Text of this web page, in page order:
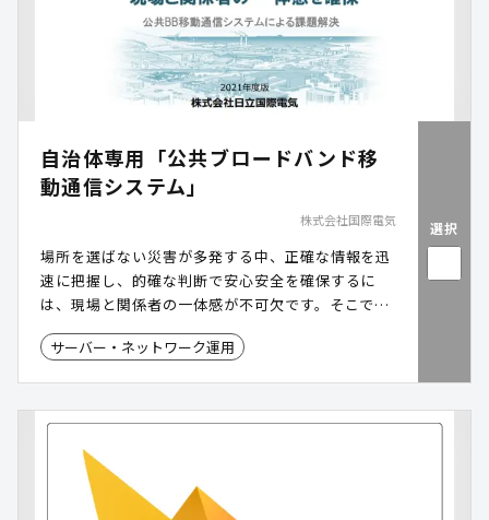
自治体専用「公共ブロードバンド移
動通信システム」
株式会社国際電気
場所を選ばない災害が多発する中、正確な情報を迅
速に把握し、的確な判断で安心安全を確保するに
は、現場と関係者の一体感が不可欠です。そこで、
厳しい環境でも日常のインフラ環境を再現できるよ
う、「公共ブロードバンド移動通信システム」を提
サーバー・ネットワーク運用
選択